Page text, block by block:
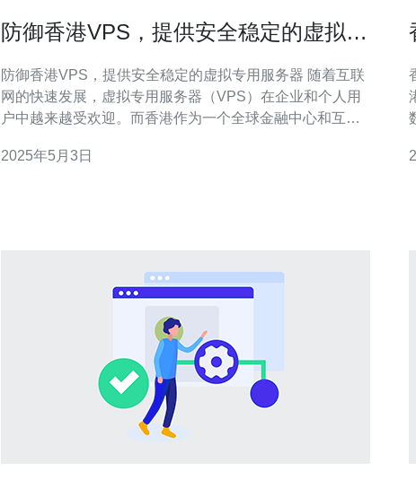
防御香港VPS，提供安全稳定的虚拟专
防御香港VPS，提供安全稳定的虚拟专用服务器 随着互联
网的快速发展，虚拟专用服务器（VPS）在企业和个人用
户中越来越受欢迎。而香港作为一个全球金融中心和互联
优越的地理位置，成为许多人首选的VPS托管地点。 在选
2025年5月3日
解